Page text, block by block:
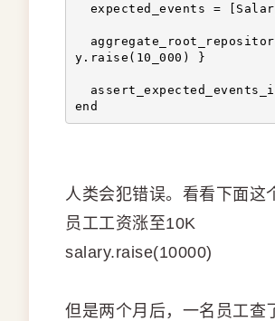
expected_events =
y.raise(10_000) }
end
人类会犯错误。看看下面这
员工工资涨至10K
salary.raise(10000)
但是两个月后，一名员工查